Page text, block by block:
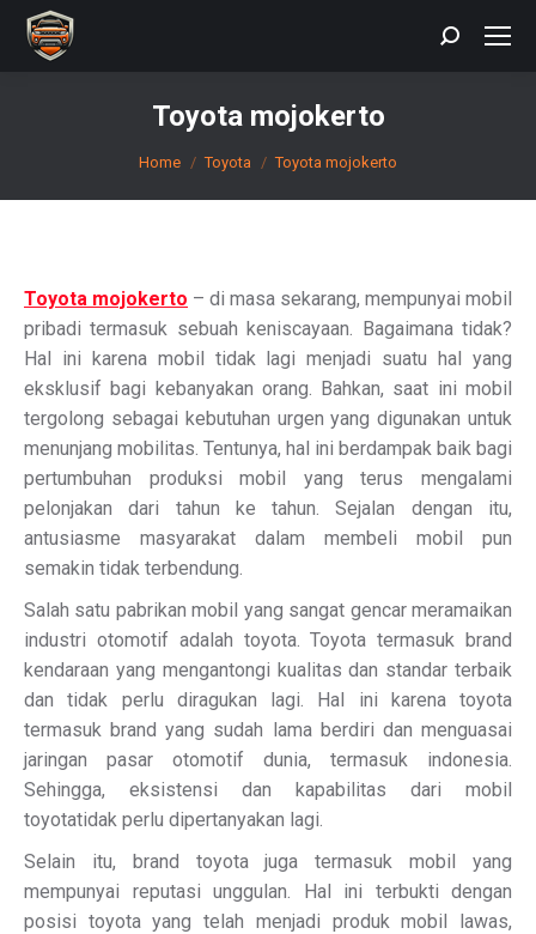
Search:
Toyota mojokerto
You are here:
Home Toyota Toyota mojokerto
Toyota mojokerto – di masa sekarang, mempunyai mobil
pribadi termasuk sebuah keniscayaan. Bagaimana tidak?
Hal ini karena mobil tidak lagi menjadi suatu hal yang
eksklusif bagi kebanyakan orang. Bahkan, saat ini mobil
tergolong sebagai kebutuhan urgen yang digunakan untuk
menunjang mobilitas. Tentunya, hal ini berdampak baik bagi
pertumbuhan produksi mobil yang terus mengalami
pelonjakan dari tahun ke tahun. Sejalan dengan itu,
antusiasme masyarakat dalam membeli mobil pun
semakin tidak terbendung.
Salah satu pabrikan mobil yang sangat gencar meramaikan
industri otomotif adalah toyota. Toyota termasuk brand
kendaraan yang mengantongi kualitas dan standar terbaik
dan tidak perlu diragukan lagi. Hal ini karena toyota
termasuk brand yang sudah lama berdiri dan menguasai
jaringan pasar otomotif dunia, termasuk indonesia.
Sehingga, eksistensi dan kapabilitas dari mobil
toyotatidak perlu dipertanyakan lagi.
Selain itu, brand toyota juga termasuk mobil yang
mempunyai reputasi unggulan. Hal ini terbukti dengan
posisi toyota yang telah menjadi produk mobil lawas,